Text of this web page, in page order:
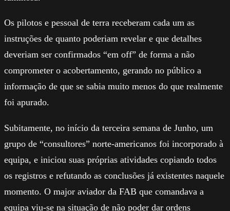
Os pilotos e pessoal de terra receberam cada um as
instruções de quanto poderiam revelar e que detalhes
deveriam ser confirmados “em off” de forma a não
comprometer o acobertamento, gerando no público a
informação de que se sabia muito menos do que realmente
foi apurado.
Subitamente, no início da terceira semana de Junho, um
grupo de “consultores” norte-americanos foi incorporado à
equipa, e iniciou suas próprias atividades copiando todos
os registros e refutando as conclusões já existentes naquele
momento. O major aviador da FAB que comandava a
equipa viu-se na situação de não poder dar ordens